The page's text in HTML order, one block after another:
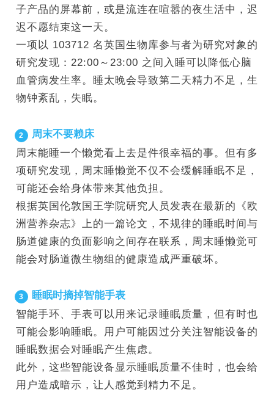
子产品的屏幕前，或是流连在喧嚣的夜生活中，迟
迟不愿结束这一天。
一项以 103712 名英国生物库参与者为研究对象的
研究发现：22:00～23:00 之间入睡可以降低心脑
血管病发生率。睡太晚会导致第二天精力不足，生
物钟紊乱，失眠。
2
周末不要赖床
周末能睡一个懒觉看上去是件很幸福的事。 但有多
项研究发现，周 末睡懒觉不仅不会缓解睡眠不足，
可能还会给身体带来其他负担。
根据英国伦敦国王学院研究人员发表在最新的《欧
洲营养杂志》上的一篇论文，不规律的睡眠时间与
肠道健康的负面影响之间存在联系，周末睡懒觉可
能会对肠道微生物组的健康造成严重破坏。
3
睡眠时摘掉智能手表
智能手环、手表可以用来记录睡眠质量，但有时也
可能会影响睡眠。用户可能因过分关注智能设备的
睡眠数据会对睡眠产生焦虑。
此外，这些智能设备显示睡眠质量不佳时，也会给
用户造成暗示，让人感觉到精力不足。